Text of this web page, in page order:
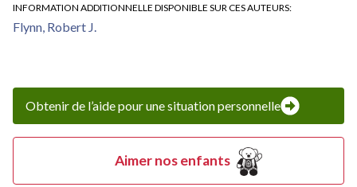
INFORMATION ADDITIONNELLE DISPONIBLE SUR CES AUTEURS
Flynn, Robert J.
Obtenir de l’aide pour une situation personnelle
Aimer nos enfants